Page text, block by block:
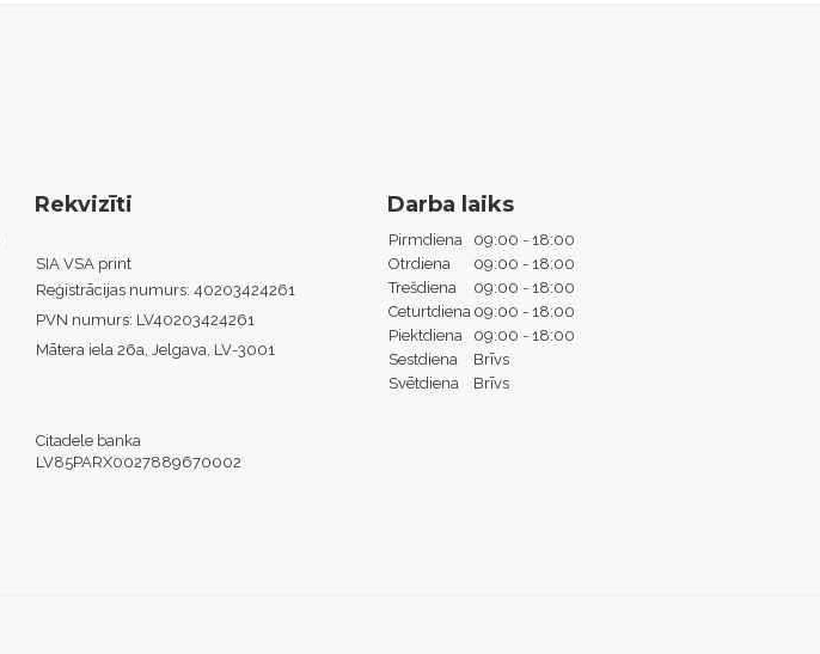
Rekvizīti
SIA VSA print
Reģistrācijas numurs: 40203424261
PVN numurs: LV40203424261
Mātera iela 26a, Jelgava, LV-3001
Citadele banka
LV85PARX0027889670002
Darba laiks
Pirmdiena
09:00 - 18:00
Otrdiena
09:00 - 18:00
Trešdiena
09:00 - 18:00
Ceturtdiena 09:00 - 18:00
Piektdiena
09:00 - 18:00
Sestdiena
Brīvs
Svētdiena
Brīvs